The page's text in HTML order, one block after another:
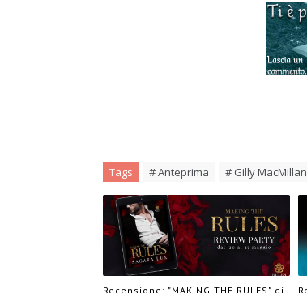
Tags # Anteprima # Gilly MacMillan
Recensione: "MAKING THE RULES" di